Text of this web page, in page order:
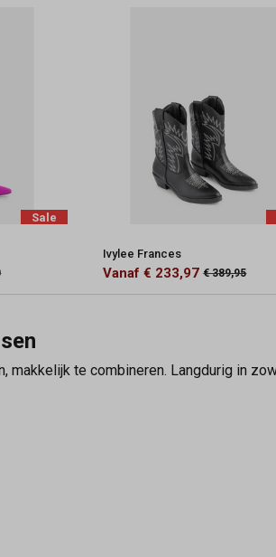
Sale
Ivylee Frances
Vanaf € 233,97 € 389,95
makkelijk te combineren. Langdurig in